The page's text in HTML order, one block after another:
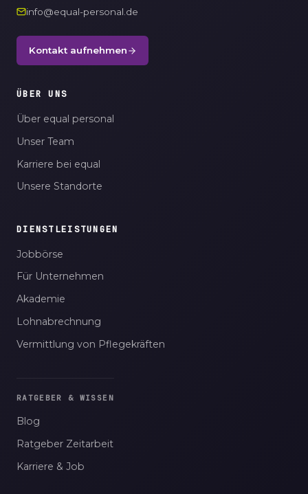
info@equal-personal.de
Kontakt aufnehmen
ÜBER UNS
Über equal personal
Unser Team
Karriere bei equal
Unsere Standorte
DIENSTLEISTUNGEN
Jobbörse
Für Unternehmen
Akademie
Lohnabrechnung
Vermittlung von Pflegekräften
RATGEBER & WISSEN
Blog
Ratgeber Zeitarbeit
Karriere & Job